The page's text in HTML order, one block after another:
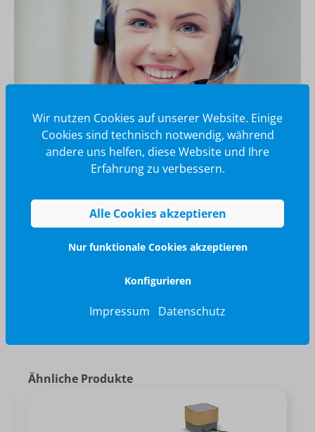
Wir glänzen für Sie
040 / 570 18 25 70
info@brilliant-promotion.com
Jetzt anfragen
Ähnliche Produkte
Wir nutzen Cookies auf unserer Website. Einige
Cookies sind technisch notwendig, während
andere uns helfen, diese Website und Ihre
Erfahrung zu verbessern.
Alle Cookies akzeptieren
Nur funktionale Cookies akzeptieren
Konfigurieren
Impressum Datenschutz